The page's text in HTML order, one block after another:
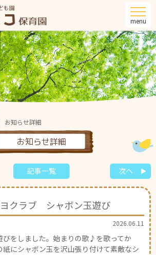
menu
お知らせ詳細
お知らせ詳細
次へ
記事一覧
クラブ シャボン玉遊び
2026.06.11
びをしました。始まりの歌♪を歌ってか
紙にシャボン玉を沢山張り付けて素敵なシ